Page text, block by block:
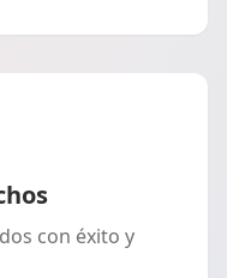
con éxito y